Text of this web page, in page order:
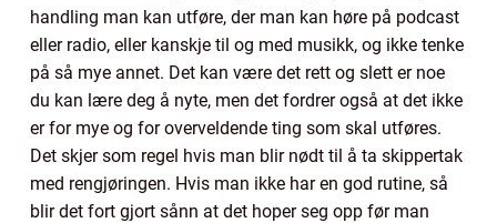
handling man kan utføre, der man kan høre på podcast
eller radio, eller kanskje til og med musikk, og ikke tenke
på så mye annet. Det kan være det rett og slett er noe
du kan lære deg å nyte, men det fordrer også at det ikke
er for mye og for overveldende ting som skal utføres.
Det skjer som regel hvis man blir nødt til å ta skippertak
med rengjøringen. Hvis man ikke har en god rutine, så
blir det fort gjort sånn at det hoper seg opp før man